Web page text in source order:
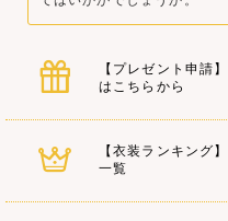
【プレゼント申請
はこちらから
【衣装ランキング
一覧